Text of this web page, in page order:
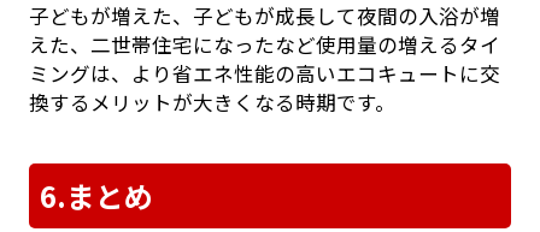
子どもが増えた、子どもが成長して夜間の入浴が増
えた、二世帯住宅になったなど使用量の増えるタイ
ミングは、より省エネ性能の高いエコキュートに交
換するメリットが大きくなる時期です。
6.まとめ